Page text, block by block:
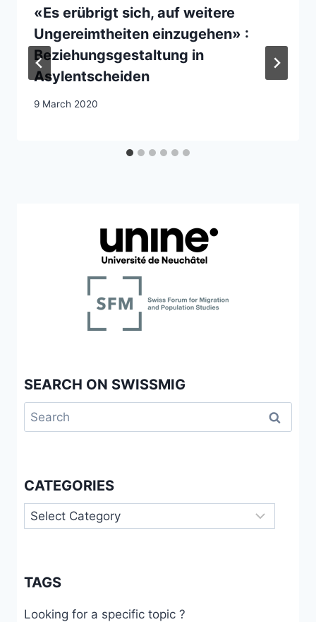
«Es erübrigt sich, auf weitere
Ungereimtheiten einzugehen» :
Beziehungsgestaltung in
Asylentscheiden
9 March 2020
SEARCH ON SWISSMIG
Search
for:
CATEGORIES
Categories
TAGS
Looking for a specific topic ?